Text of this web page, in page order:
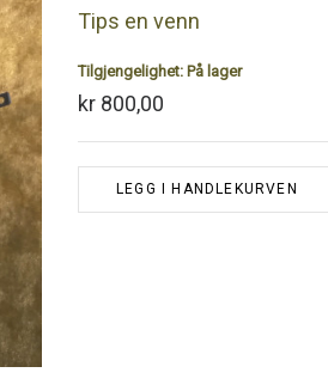
Tips en venn
Tilgjengelighet: På lager
kr 800,00
LEGG I HANDLEKURVEN